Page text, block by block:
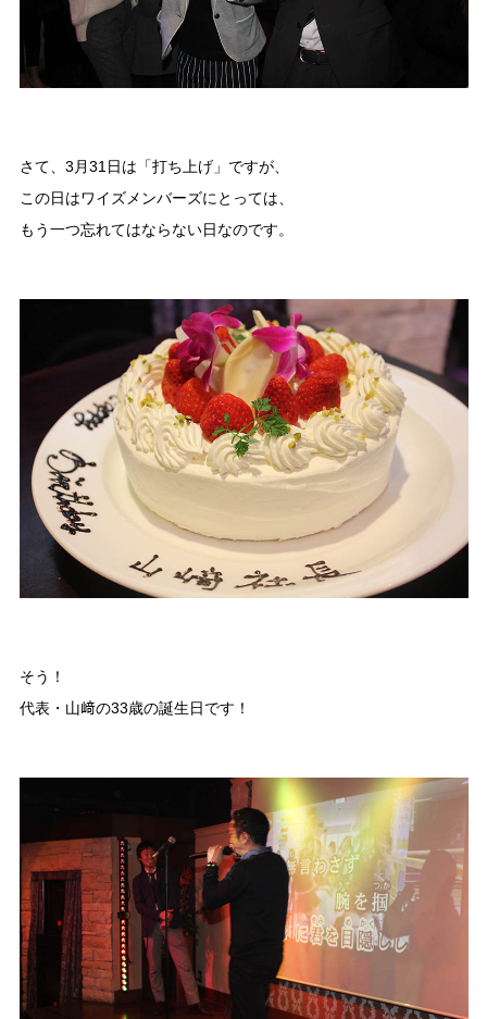
さて、3月31日は「打ち上げ」ですが、
この日はワイズメンバーズにとっては、
もう一つ忘れてはならない日なのです。
そう！
代表・山﨑の33歳の誕生日です！